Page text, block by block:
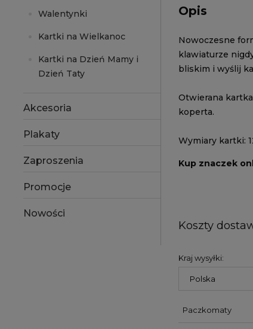
Walentynki
Kartki na Wielkanoc
Kartki na Dzień Mamy i
Dzień Taty
Akcesoria
Plakaty
Zaproszenia
Promocje
Nowości
Opis
Nowoczesne
klawiaturze
bliskim i wyślij
Otwierana
koperta.
Wymiary kartki:
Kup znaczek
Koszty
Kraj wysyłki:
Paczkomaty